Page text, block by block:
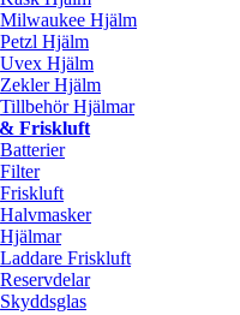
Milwaukee Hjälm
Petzl Hjälm
Uvex Hjälm
Zekler Hjälm
Tillbehör Hjälmar
& Friskluft
Batterier
Filter
Friskluft
Halvmasker
Hjälmar
Laddare Friskluft
Reservdelar
Skyddsglas